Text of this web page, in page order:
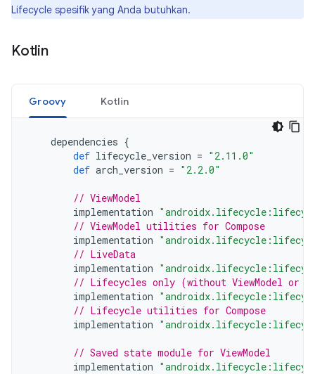
Lifecycle spesifik yang Anda butuhkan.
Kotlin
Groovy Kotlin
dependencies {
def lifecycle_version = "2.11.0"
def arch_version = "2.2.0"
// ViewModel
implementation
// ViewModel utilities for Compose
implementation
// LiveData
implementation
// Lifecycles only (without ViewModel or
implementation
// Lifecycle utilities for Compose
implementation
// Saved state module for ViewModel
implementation